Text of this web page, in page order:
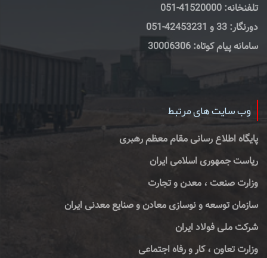
تلفنخانه: 41520000-051
دورنگار: 33 و 42453231-051
سامانه پیام کوتاه: 30006306
وب سایت های مرتبط
پایگاه اطلاع رسانی مقام معظم رهبری
ریاست جمهوری اسلامی ایران
وزارت صنعت ، معدن و تجارت
سازمان توسعه و نوسازی معادن و صنایع معدنی ایران
شرکت ملی فولاد ایران
وزارت تعاون ، کار و رفاه اجتماعی